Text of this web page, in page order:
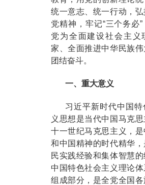
统一意志、统一行动，
党精神，牢记“三个务必
党为全面建设社会主义
家、全面推进中华民族
团结奋斗。
一、重大意义
习近平新时代中国特
义思想是当代中国马克
十一世纪马克思主义，
和中国精神的时代精华，
民实践经验和集体智慧
中国特色社会主义理论
组成部分，是全党全国